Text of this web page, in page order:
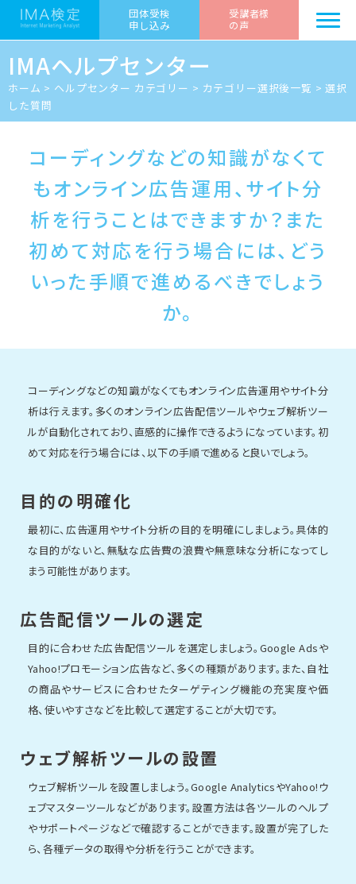
団体受検
申し込み
受講者様
の声
IMAヘルプセンター
ホーム > ヘルプセンター カテゴリー > カテゴリー選択後一覧 >選択
した質問
コーディングなどの知識がなくて
もオンライン広告運用、サイト分
析を行うことはできますか？また
初めて対応を行う場合には、どう
いった手順で進めるべきでしょう
か。
コーディングなどの知識がなくてもオンライン広告運用やサイト分
析は行えます。多くのオンライン広告配信ツールやウェブ解析ツー
ルが自動化されており、直感的に操作できるようになっています。初
めて対応を行う場合には、以下の手順で進めると良いでしょう。
目的の明確化
最初に、広告運用やサイト分析の目的を明確にしましょう。具体的
な目的がないと、無駄な広告費の浪費や無意味な分析になってし
まう可能性があります。
広告配信ツールの選定
目的に合わせた広告配信ツールを選定しましょう。Google Adsや
Yahoo!プロモーション広告など、多くの種類があります。また、自社
の商品やサービスに合わせたターゲティング機能の充実度や価
格、使いやすさなどを比較して選定することが大切です。
ウェブ解析ツールの設置
ウェブ解析ツールを設置しましょう。Google AnalyticsやYahoo!ウ
ェブマスターツールなどがあります。設置方法は各ツールのヘルプ
やサポートページなどで確認することができます。設置が完了した
ら、各種データの取得や分析を行うことができます。